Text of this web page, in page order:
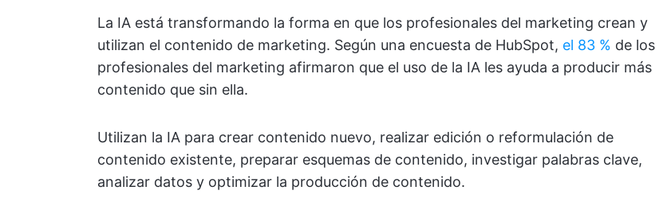
La IA está transformando la forma en que los profesionales del marketing crean y
utilizan el contenido de marketing. Según una encuesta de HubSpot, el 83 % de los
profesionales del marketing afirmaron que el uso de la IA les ayuda a producir más
contenido que sin ella.
Utilizan la IA para crear contenido nuevo, realizar edición o reformulación de
contenido existente, preparar esquemas de contenido, investigar palabras clave,
analizar datos y optimizar la producción de contenido.